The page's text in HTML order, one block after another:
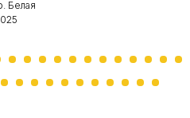
отвесную скалу, спуск
походная баня,
вкуснейшая еда
экскурсия в огромную
Белая